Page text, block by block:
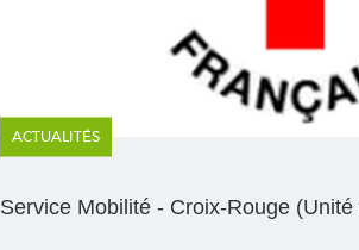
ACTUALITÉS
Service Mobilité - Croix-Rouge